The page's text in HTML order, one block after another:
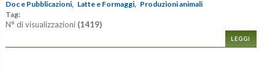
Doc e Pubblicazioni, Latte e Formaggi,
Produzioni animali
Tag:
N° di visualizzazioni (1419)
LEGGI